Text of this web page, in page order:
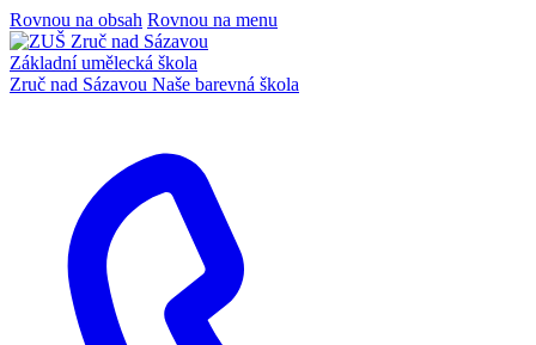
Rovnou na obsah Rovnou na menu
Základní umělecká škola
Zruč nad Sázavou Naše barevná škola